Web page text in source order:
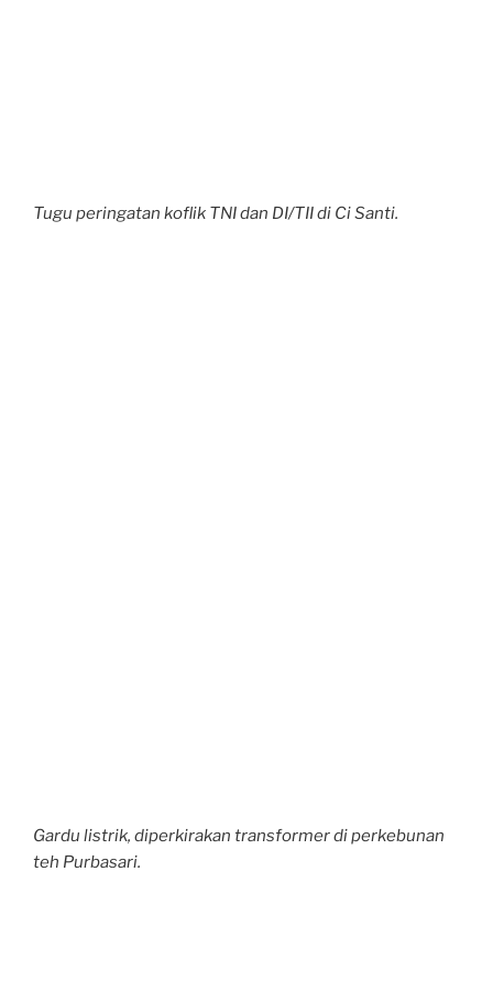
Tugu peringatan koflik TNI dan DI/TII di Ci Santi.
Gardu listrik, diperkirakan transformer di perkebunan
teh Purbasari.